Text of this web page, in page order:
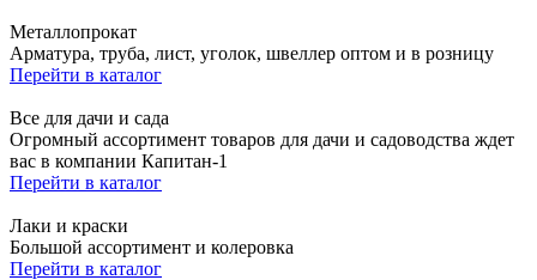
Металлопрокат
Арматура, труба, лист, уголок, швеллер оптом и в розницу
Перейти в каталог
Все для дачи и сада
Огромный ассортимент товаров для дачи и садоводства ждет
вас в компании Капитан-1
Перейти в каталог
Лаки и краски
Большой ассортимент и колеровка
Перейти в каталог